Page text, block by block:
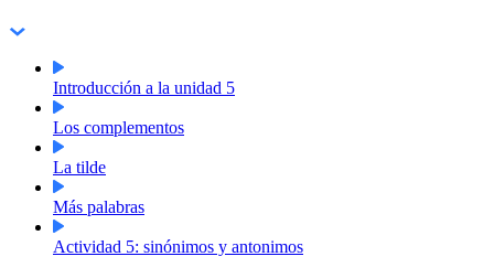
Introducción a la unidad 5
Los complementos
La tilde
Más palabras
Actividad 5: sinónimos y antonimos